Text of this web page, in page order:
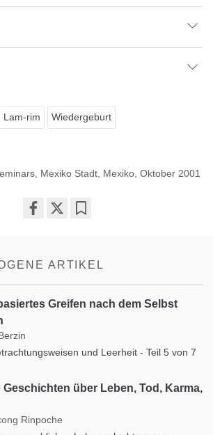
Lam-rim Wiedergeburt
Mexiko Stadt, Mexiko, Oktober 2001
ARTIKEL
Greifen nach dem Selbst
und Leerheit - Teil 5 von 7
über Leben, Tod, Karma,
Rinpoche